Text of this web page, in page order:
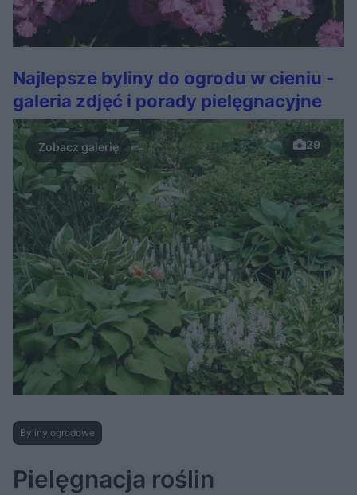
Najlepsze byliny do ogrodu w cieniu -
galeria zdjęć i porady pielęgnacyjne
29
Byliny ogrodowe
Pielęgnacja roślin